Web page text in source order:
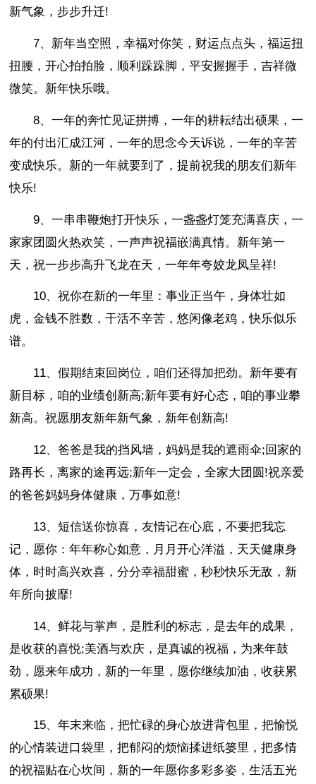
新气象，步步升迁!
7、新年当空照，幸福对你笑，财运点点头，福运扭
扭腰，开心拍拍脸，顺利跺跺脚，平安握握手，吉祥微
微笑。新年快乐哦。
8、一年的奔忙见证拼搏，一年的耕耘结出硕果，一
年的付出汇成江河，一年的思念今天诉说，一年的辛苦
变成快乐。新的一年就要到了，提前祝我的朋友们新年
快乐!
9、一串串鞭炮打开快乐，一盏盏灯笼充满喜庆，一
家家团圆火热欢笑，一声声祝福嵌满真情。新年第一
天，祝一步步高升飞龙在天，一年年夸姣龙凤呈祥!
10、祝你在新的一年里：事业正当午，身体壮如
虎，金钱不胜数，干活不辛苦，悠闲像老鸡，快乐似乐
谱。
11、假期结束回岗位，咱们还得加把劲。新年要有
新目标，咱的业绩创新高;新年要有好心态，咱的事业攀
新高。祝愿朋友新年新气象，新年创新高!
12、爸爸是我的挡风墙，妈妈是我的遮雨伞;回家的
路再长，离家的途再远;新年一定会，全家大团圆!祝亲爱
的爸爸妈妈身体健康，万事如意!
13、短信送你惊喜，友情记在心底，不要把我忘
记，愿你：年年称心如意，月月开心洋溢，天天健康身
体，时时高兴欢喜，分分幸福甜蜜，秒秒快乐无敌，新
年所向披靡!
14、鲜花与掌声，是胜利的标志，是去年的成果，
是收获的喜悦;美酒与欢庆，是真诚的祝福，为来年鼓
劲，愿来年成功，新的一年里，愿你继续加油，收获累
累硕果!
15、年末来临，把忙碌的身心放进背包里，把愉悦
的心情装进口袋里，把郁闷的烦恼揉进纸篓里，把多情
的祝福贴在心坎间，新的一年愿你多彩多姿，生活五光